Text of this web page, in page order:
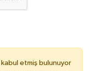
kabul etmiş bulunuyor